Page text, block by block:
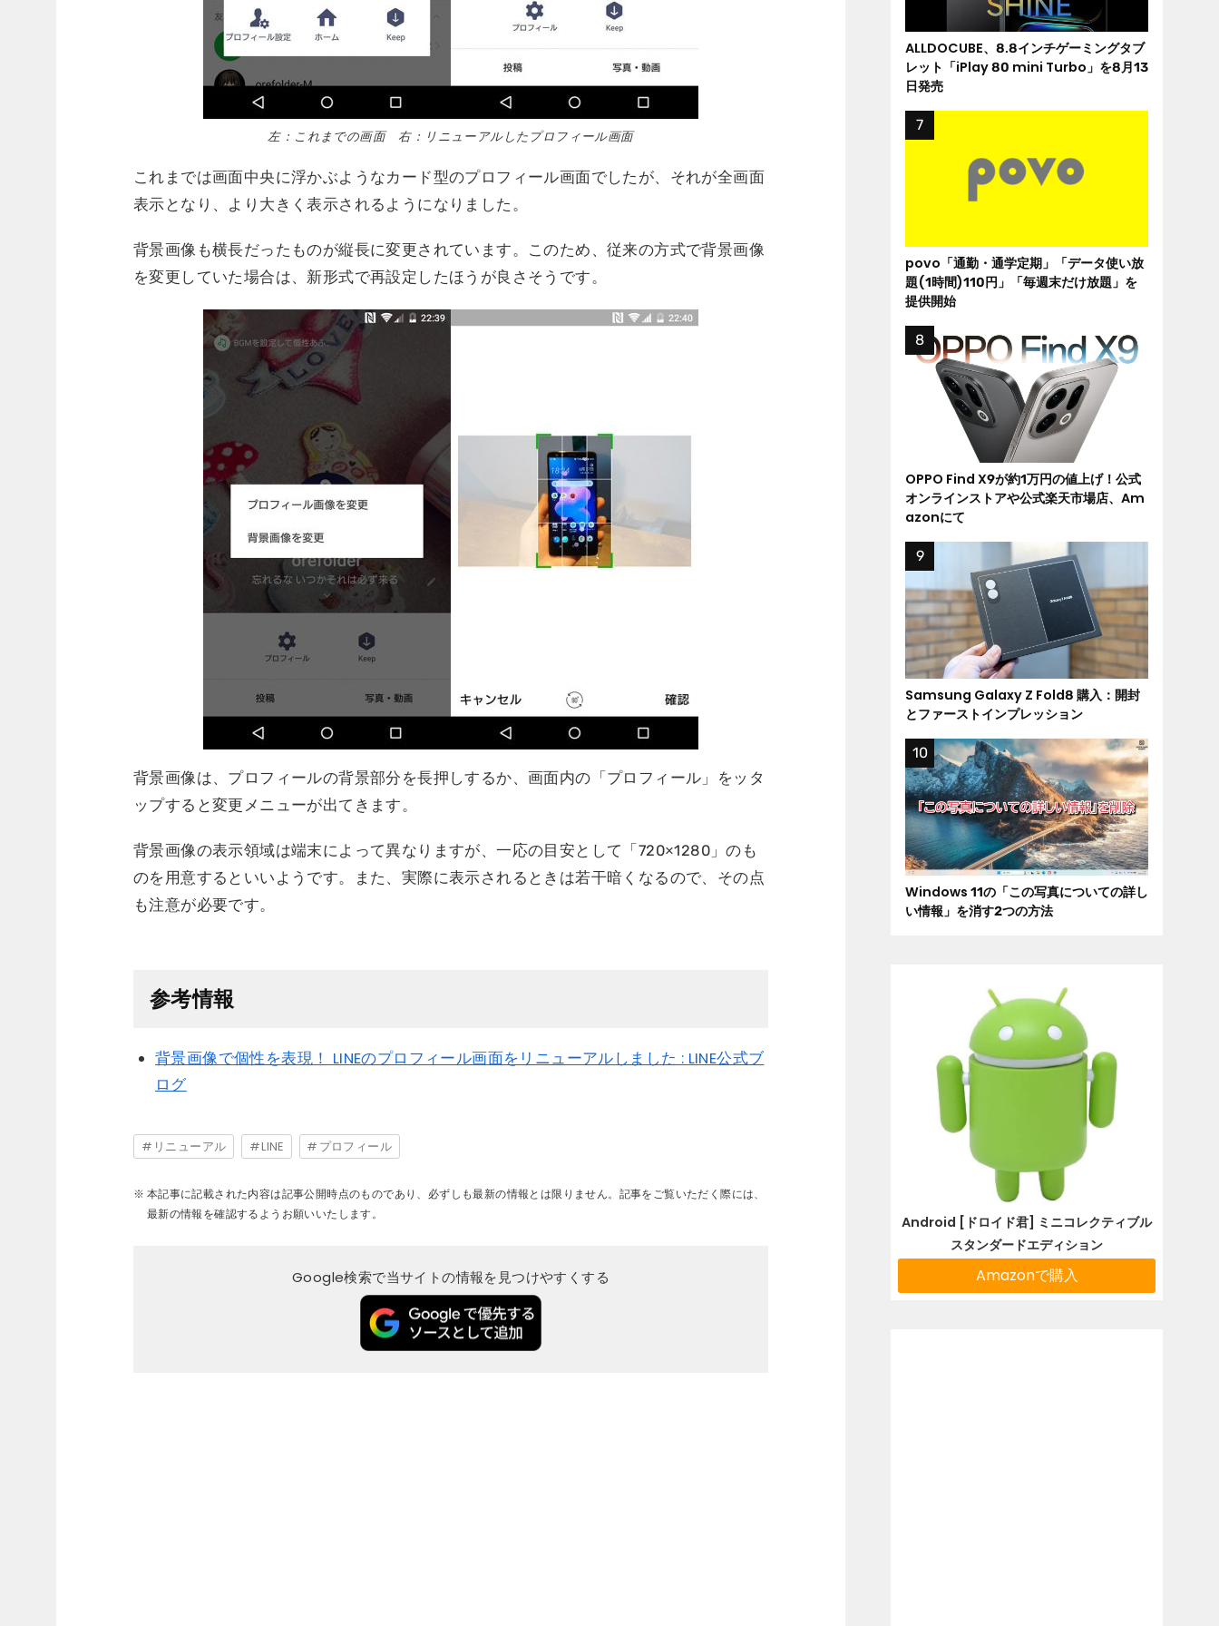
左：これまでの画面 右：リニューアルしたプロフィール画面
これまでは画面中央に浮かぶようなカード型のプロフィール画面でしたが、それが全画面
表示となり、より大きく表示されるようになりました。
背景画像も横長だったものが縦長に変更されています。このため、従来の方式で背景画像
を変更していた場合は、新形式で再設定したほうが良さそうです。
背景画像は、プロフィールの背景部分を長押しするか、画面内の「プロフィール」をッタ
ップすると変更メニューが出てきます。
背景画像の表示領域は端末によって異なりますが、一応の目安として「720×1280」のも
のを用意するといいようです。また、実際に表示されるときは若干暗くなるので、その点
も注意が必要です。
参考情報
背景画像で個性を表現！ LINEのプロフィール画面をリニューアルしました : LINE公式ブ
ログ
リニューアル LINE プロフィール
本記事に記載された内容は記事公開時点のものであり、必ずしも最新の情報とは限りません。記事をご覧いただく際には、
最新の情報を確認するようお願いいたします。
Google検索で当サイトの情報を見つけやすくする
ALLDOCUBE、8.8インチゲーミングタブ
レット「iPlay 80 mini Turbo」を8月13
日発売
povo「通勤・通学定期」「データ使い放
題(1時間)110円」「毎週末だけ放題」を
提供開始
OPPO Find X9が約1万円の値上げ！公式
オンラインストアや公式楽天市場店、Am
azonにて
Samsung Galaxy Z Fold8 購入：開封
とファーストインプレッション
Windows 11の「この写真についての詳し
い情報」を消す2つの方法
Android [ドロイド君] ミニコレクティブル
スタンダードエディション
Amazonで購入